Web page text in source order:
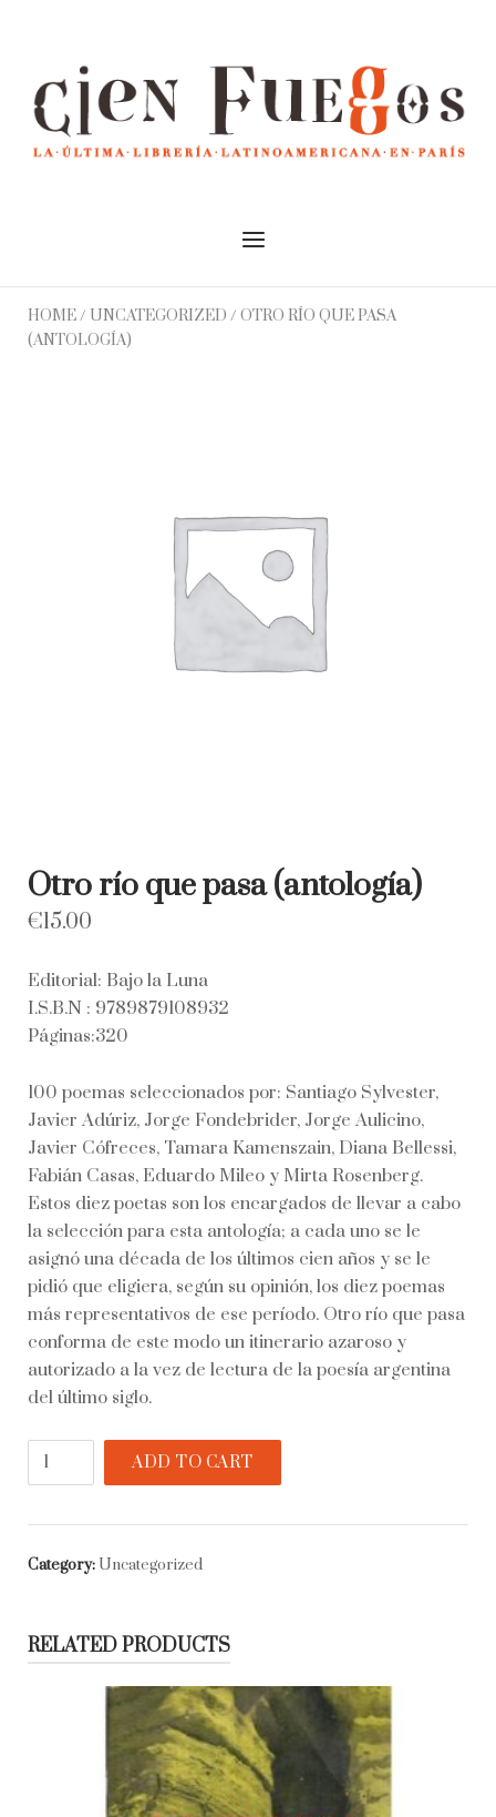
Menu
HOME/ UNCATEGORIZED / OTRO RÍO QUE PASA
(ANTOLOGÍA)
Otro río que pasa (antología)
€15.00
Editorial: Bajo la Luna
I.S.B.N : 9789879108932
Páginas:320
100 poemas seleccionados por: Santiago Sylvester,
Javier Adúriz, Jorge Fondebrider, Jorge Aulicino,
Javier Cófreces, Tamara Kamenszain, Diana Bellessi,
Fabián Casas, Eduardo Mileo y Mirta Rosenberg.
Estos diez poetas son los encargados de llevar a cabo
la selección para esta antología; a cada uno se le
asignó una década de los últimos cien años y se le
pidió que eligiera, según su opinión, los diez poemas
más representativos de ese período. Otro río que pasa
conforma de este modo un itinerario azaroso y
autorizado a la vez de lectura de la poesía argentina
del último siglo.
Otro
pasa
(antología)
quantity
ADD TO CART
Category:Uncategorized
RELATED PRODUCTS